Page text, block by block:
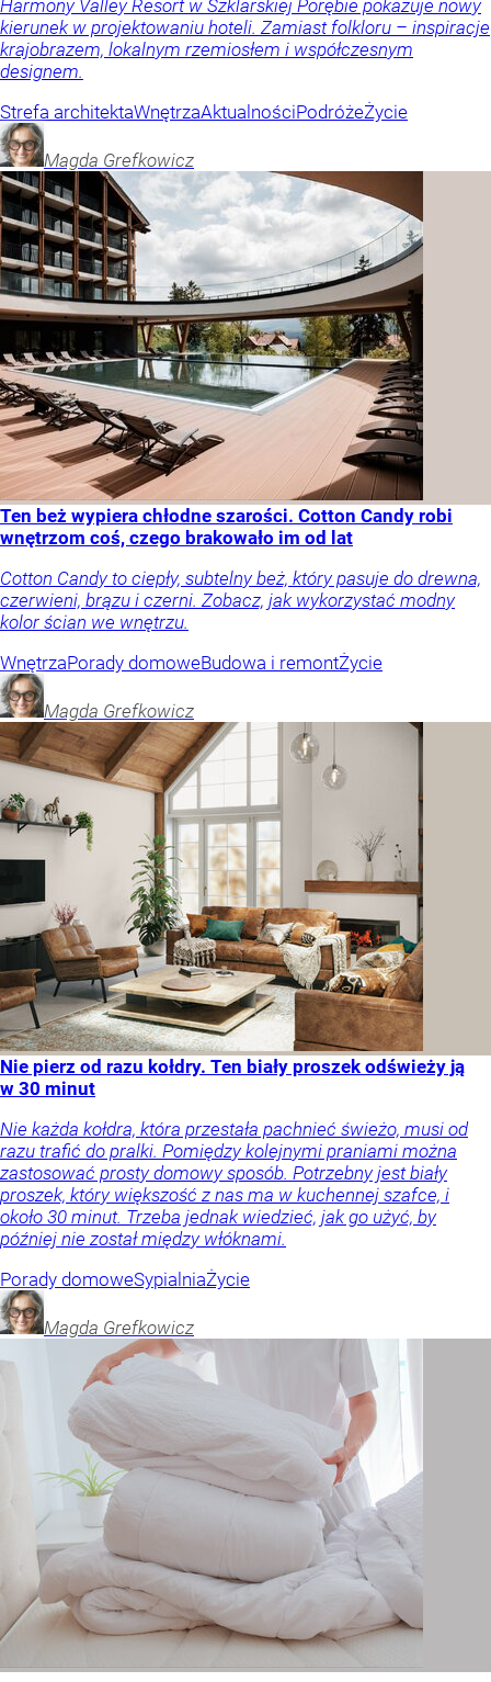
Harmony Valley Resort w Szklarskiej Porębie pokazuje nowy
kierunek w projektowaniu hoteli. Zamiast folkloru – inspiracje
krajobrazem, lokalnym rzemiosłem i współczesnym
designem.
Strefa architektaWnętrzaAktualnościPodróżeŻycie
Magda Grefkowicz
Ten beż wypiera chłodne szarości. Cotton Candy robi
wnętrzom coś, czego brakowało im od lat
Cotton Candy to ciepły, subtelny beż, który pasuje do drewna,
czerwieni, brązu i czerni. Zobacz, jak wykorzystać modny
kolor ścian we wnętrzu.
WnętrzaPorady domoweBudowa i remontŻycie
Magda Grefkowicz
Nie pierz od razu kołdry. Ten biały proszek odświeży ją
w 30 minut
Nie każda kołdra, która przestała pachnieć świeżo, musi od
razu trafić do pralki. Pomiędzy kolejnymi praniami można
zastosować prosty domowy sposób. Potrzebny jest biały
proszek, który większość z nas ma w kuchennej szafce, i
około 30 minut. Trzeba jednak wiedzieć, jak go użyć, by
później nie został między włóknami.
Porady domoweSypialniaŻycie
Magda Grefkowicz